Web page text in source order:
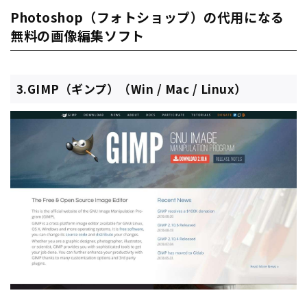
ストールしてみてはいかがでしょうか。
Photoshop（フォトショップ）の代用になる
無料の画像編集ソフト
3.GIMP（ギンプ）（Win / Mac / Linux）